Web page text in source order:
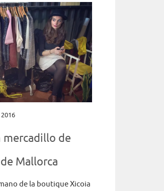
mercadillo de
Mallorca
de la boutique Xicoia